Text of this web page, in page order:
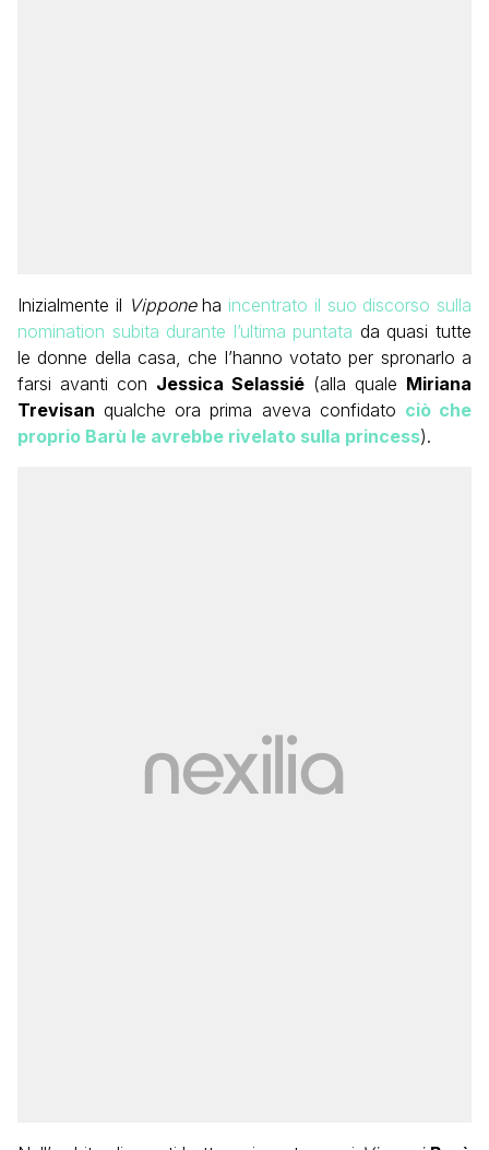
Inizialmente il Vipponeha incentrato il suo discorso sulla
nomination subita durante l’ultima puntata da quasi tutte
le donne della casa, che l’hanno votato per spronarlo a
farsi avanti con Jessica Selassié (alla quale Miriana
Trevisan qualche ora prima aveva confidato ciò che
proprio Barù le avrebbe rivelato sulla princess).